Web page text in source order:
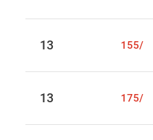
13 155/
13 175/